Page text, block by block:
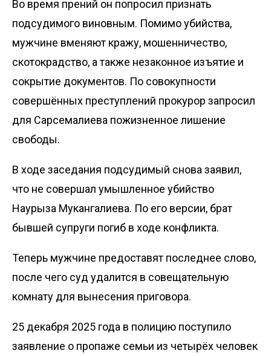
Во время прений он попросил признать
подсудимого виновным. Помимо убийства,
мужчине вменяют кражу, мошенничество,
скотокрадство, а также незаконное изъятие и
сокрытие документов. По совокупности
совершённых преступлений прокурор запросил
для Сарсемалиева пожизненное лишение
свободы.
В ходе заседания подсудимый снова заявил,
что не совершал умышленное убийство
Наурыза Мукангалиева. По его версии, брат
бывшей супруги погиб в ходе конфликта.
Теперь мужчине предоставят последнее слово,
после чего суд удалится в совещательную
комнату для вынесения приговора.
25 декабря 2025 года в полицию поступило
заявление о пропаже семьи из четырёх человек